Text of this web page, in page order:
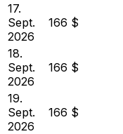
17.
Sept.
2026
166 $
18.
Sept.
2026
166 $
19.
Sept.
2026
166 $